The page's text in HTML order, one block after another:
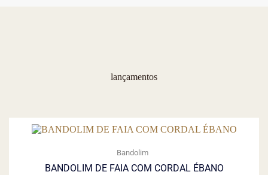
lançamentos
Bandolim
BANDOLIM DE FAIA COM CORDAL ÉBANO